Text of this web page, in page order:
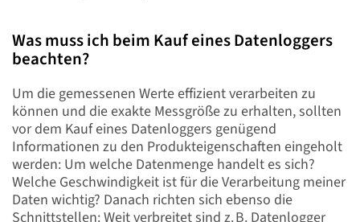
Was muss ich beim Kauf eines Datenloggers
beachten?
Um die gemessenen Werte effizient verarbeiten zu
können und die exakte Messgröße zu erhalten, sollten
vor dem Kauf eines Datenloggers genügend
Informationen zu den Produkteigenschaften eingeholt
werden: Um welche Datenmenge handelt es sich?
Welche Geschwindigkeit ist für die Verarbeitung meiner
Daten wichtig? Danach richten sich ebenso die
Schnittstellen: Weit verbreitet sind z. B. Datenlogger